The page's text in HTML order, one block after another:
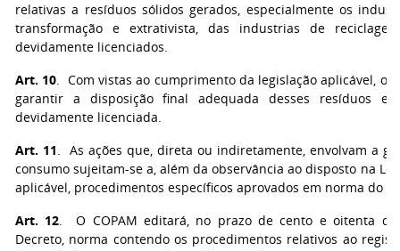
relativas a resíduos sólidos gerados, especialmente os
transformação e extrativista, das industrias de
devidamente licenciados.
Art. 10. Com vistas ao cumprimento da legislação aplicável, o
garantir a disposição final adequada desses resíduos
devidamente licenciada.
Art. 11. As ações que, direta ou indiretamente, envolvam a
consumo sujeitam-se a, além da observância ao disposto na Lei
aplicável, procedimentos específicos aprovados em norma do
Art. 12. O COPAM editará, no prazo de cento e oitenta
Decreto, norma contendo os procedimentos relativos ao